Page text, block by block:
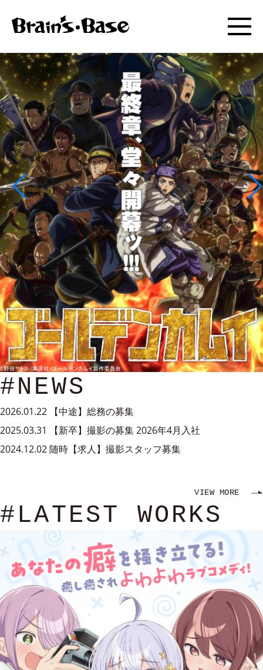
#NEWS
2026.01.22
【中途】総務の募集
2025.03.31
【新卒】撮影の募集 2026年4月入社
2024.12.02随時【求人】撮影スタッフ募集
VIEW MORE
#LATEST WORKS